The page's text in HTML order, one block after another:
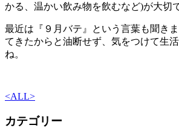
かる、温かい飲み物を飲むなど)が大切
最近は『９月バテ』という言葉も聞き
てきたからと油断せず、気をつけて生
ね。
<ALL>
カテゴリー